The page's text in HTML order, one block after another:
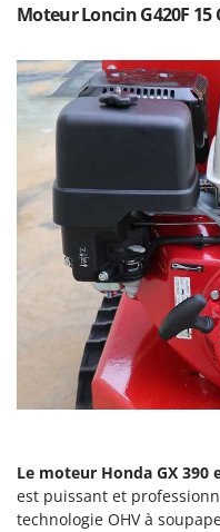
Wolf Garten
Worx
Y
Z
Zephir
ZGrills
Zodiac
Zomax
Moteur Loncin G420F 15
Le moteur Honda GX 390
est puissant et
technologie OHV à